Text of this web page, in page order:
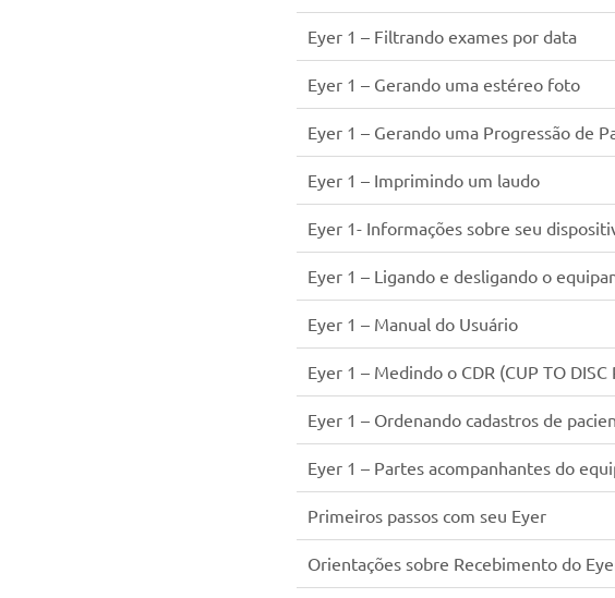
Eyer 1 – Filtrando exames por data
Eyer 1 – Gerando uma estéreo foto
Eyer 1 – Gerando uma Progressão de
Eyer 1 – Imprimindo um laudo
Eyer 1- Informações sobre seu
Eyer 1 – Ligando e desligando o
Eyer 1 – Manual do Usuário
Eyer 1 – Medindo o CDR (CUP TO DISC
Eyer 1 – Ordenando cadastros de
Eyer 1 – Partes acompanhantes do
Primeiros passos com seu Eyer
Orientações sobre Recebimento do